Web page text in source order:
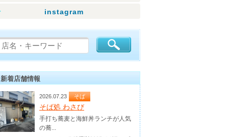
instagram
新着店舗情報
2026.07.23 そば
そば処 わさび
手打ち蕎麦と海鮮丼ランチが人気
の蕎...